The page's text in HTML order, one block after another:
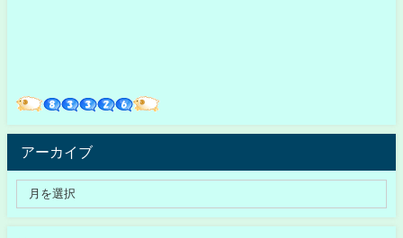
アーカイブ